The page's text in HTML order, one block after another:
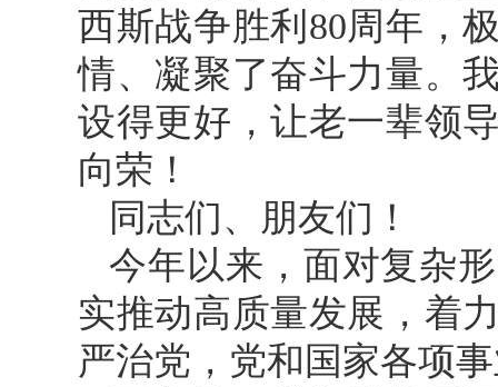
西斯战争胜利80周年，
情、凝聚了奋斗力量。
设得更好，让老一辈领
向荣！
同志们、朋友们！
今年以来，面对复杂
实推动高质量发展，着
严治党，党和国家各项